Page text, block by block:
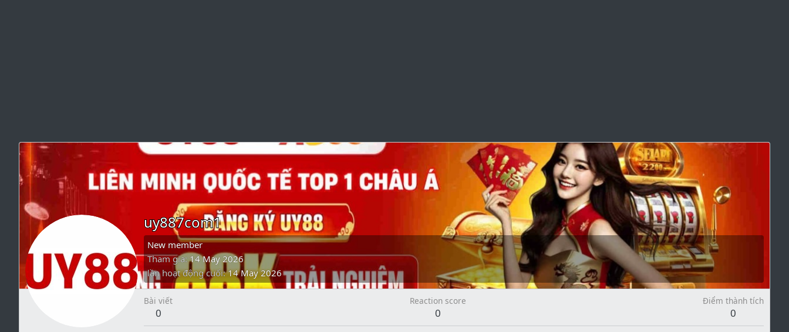
uy887com1
New member
Tham gia 14 May 2026
lần hoạt động cuối 14 May 2026
Bài viết
0
Reaction score
0
Điểm thành tích
0